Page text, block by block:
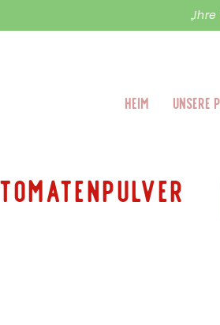
Heim Unsere
Tomatenpulver